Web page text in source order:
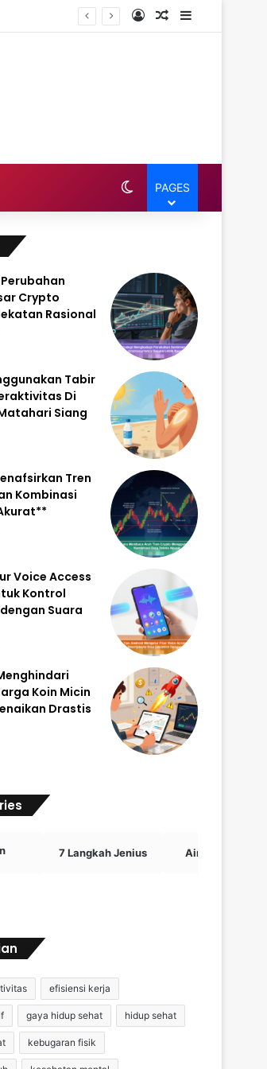
Log InRandom Article
Sidebar
Switch skin
PAGES
Crypto
Rasional
Tabir
Di
Siang
Tren
Kombinasi
Voice Access
Kontrol
Suara
Koin Micin
Drastis
7 Langkah Jenius Airdrop Crypto
efisiensi kerja
gaya hidup sehat hidup sehat
kebugaran fisik